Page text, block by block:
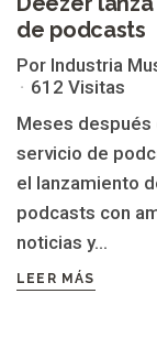
de podcasts
Por Industria
612 Visitas
Meses después
servicio de
el lanzamiento
podcasts con
noticias y...
LEER MÁS